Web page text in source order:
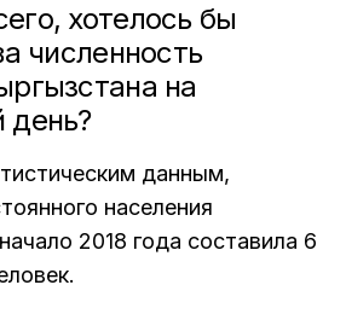
хотелось бы
численность
на
день?
данным,
населения
2018 года составила 6